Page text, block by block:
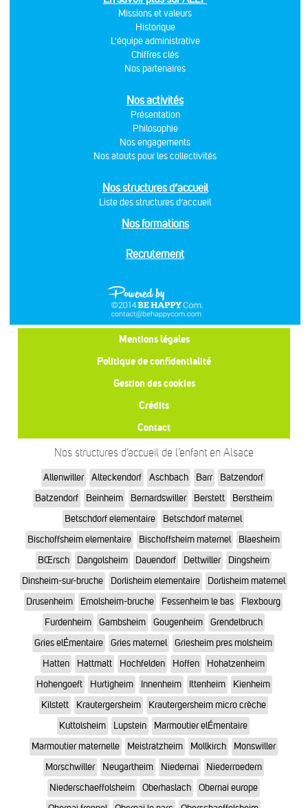
Missions et valeurs
Historique
L'équipe administrative
Chiffres clés
Nos partenaires
Nos activités
Présentation
Philosophie
Nos engagements
Nos atouts pour les collectivités
Nos structures d’accueil
Liste des structures d’accueil
Nos formations
Recrutement
Mentions légales
Politique de confidentialité
Gestion des cookies
Crédits
Contact
Nos structures d’accueil de l’enfant en Alsace
Allenwiller Alteckendorf Aschbach Barr
Batzendorf
Batzendorf
Beinheim Bernardswiller Berstett
Berstheim
Betschdorf elementaire
Betschdorf maternel
Bischoffsheim elementaire
Bischoffsheim maternel
Blaesheim
BŒrsch
Dangolsheim Dauendorf Dettwiller
Dingsheim
Dinsheim-sur-bruche
Dorlisheim elementaire
Dorlisheim maternel
Drusenheim
Ernolsheim-bruche Fessenheim le bas
Flexbourg
Furdenheim
Gambsheim Gougenheim
Grendelbruch
Gries elÉmentaire
Gries maternel
Griesheim pres molsheim
Hatten
Hattmatt Hochfelden Hoffen
Hohatzenheim
Hohengoeft
Hurtigheim Innenheim Ittenheim
Kienheim
Kilstett
Krautergersheim
Krautergersheim micro crèche
Kuttolsheim
Lupstein
Marmoutier elÉmentaire
Marmoutier maternelle
Meistratzheim Mollkirch
Monswiller
Morschwiller
Neugartheim Niedernai
Niederroedern
Niederschaeffolsheim
Oberhaslach
Obernai europe